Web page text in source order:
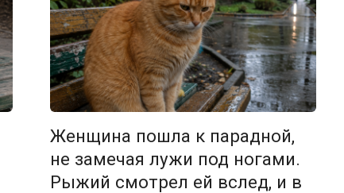
Женщина пошла к парадной,
не замечая лужи под ногами.
Рыжий смотрел ей вслед, и в